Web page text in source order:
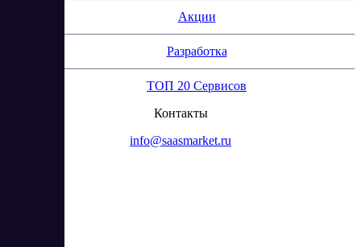
Акции
Разработка
ТОП 20 Сервисов
Контакты
info@saasmarket.ru